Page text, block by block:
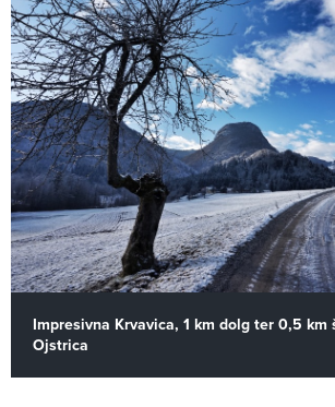
Impresivna Krvavica, 1 km dolg ter 0,5 km
Ojstrica